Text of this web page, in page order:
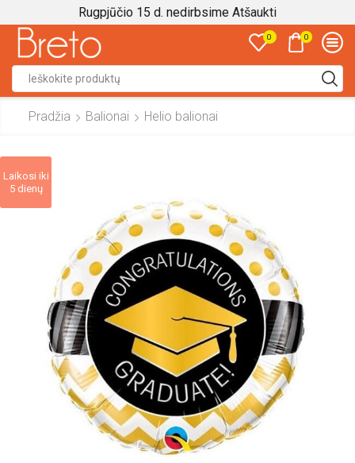
Rugpjūčio 15 d. nedirbsime Atšaukti
0 0
input
Pradžia Balionai Helio balionai
Laikosi iki
5 dienų